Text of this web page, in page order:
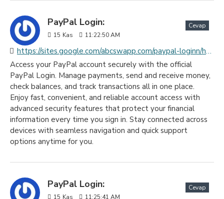
PayPal Login:
15 Kas 11:22:50 AM
https://sites.google.com/abcswapp.com/paypal-loginn/home
Cevap
Access your PayPal account securely with the official
PayPal Login. Manage payments, send and receive money,
check balances, and track transactions all in one place.
Enjoy fast, convenient, and reliable account access with
advanced security features that protect your financial
information every time you sign in. Stay connected across
devices with seamless navigation and quick support
options anytime for you.
PayPal Login:
15 Kas 11:25:41 AM
Cevap